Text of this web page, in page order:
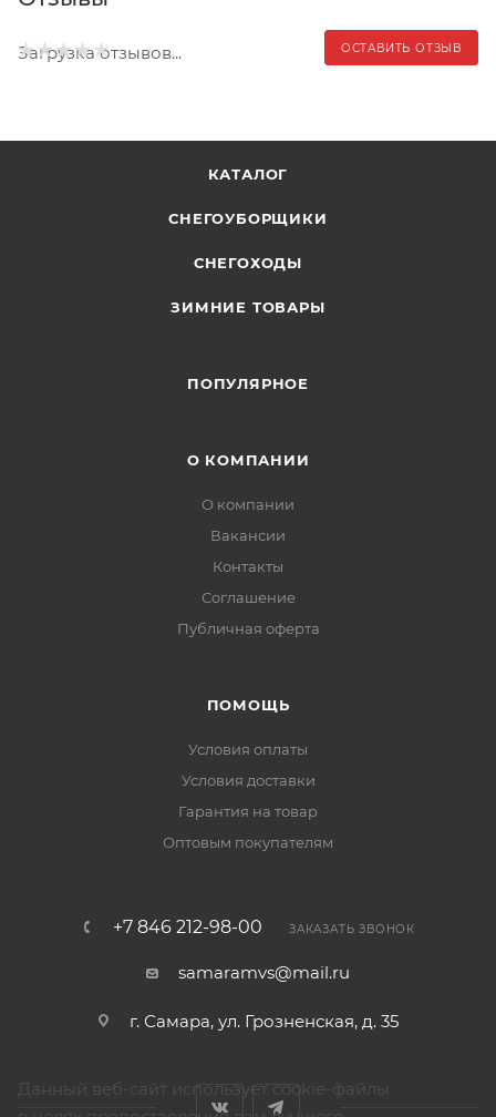
ОСТАВИТЬ ОТЗЫВ
Загрузка отзывов...
КАТАЛОГ
СНЕГОУБОРЩИКИ
СНЕГОХОДЫ
ЗИМНИЕ ТОВАРЫ
ПОПУЛЯРНОЕ
О КОМПАНИИ
О компании
Вакансии
Контакты
Соглашение
Публичная оферта
ПОМОЩЬ
Условия оплаты
Условия доставки
Гарантия на товар
Оптовым покупателям
+7 846 212-98-00 ЗАКАЗАТЬ ЗВОНОК
samaramvs@mail.ru
г. Самара, ул. Грозненская, д. 35
Данный веб-сайт использует cookie-файлы